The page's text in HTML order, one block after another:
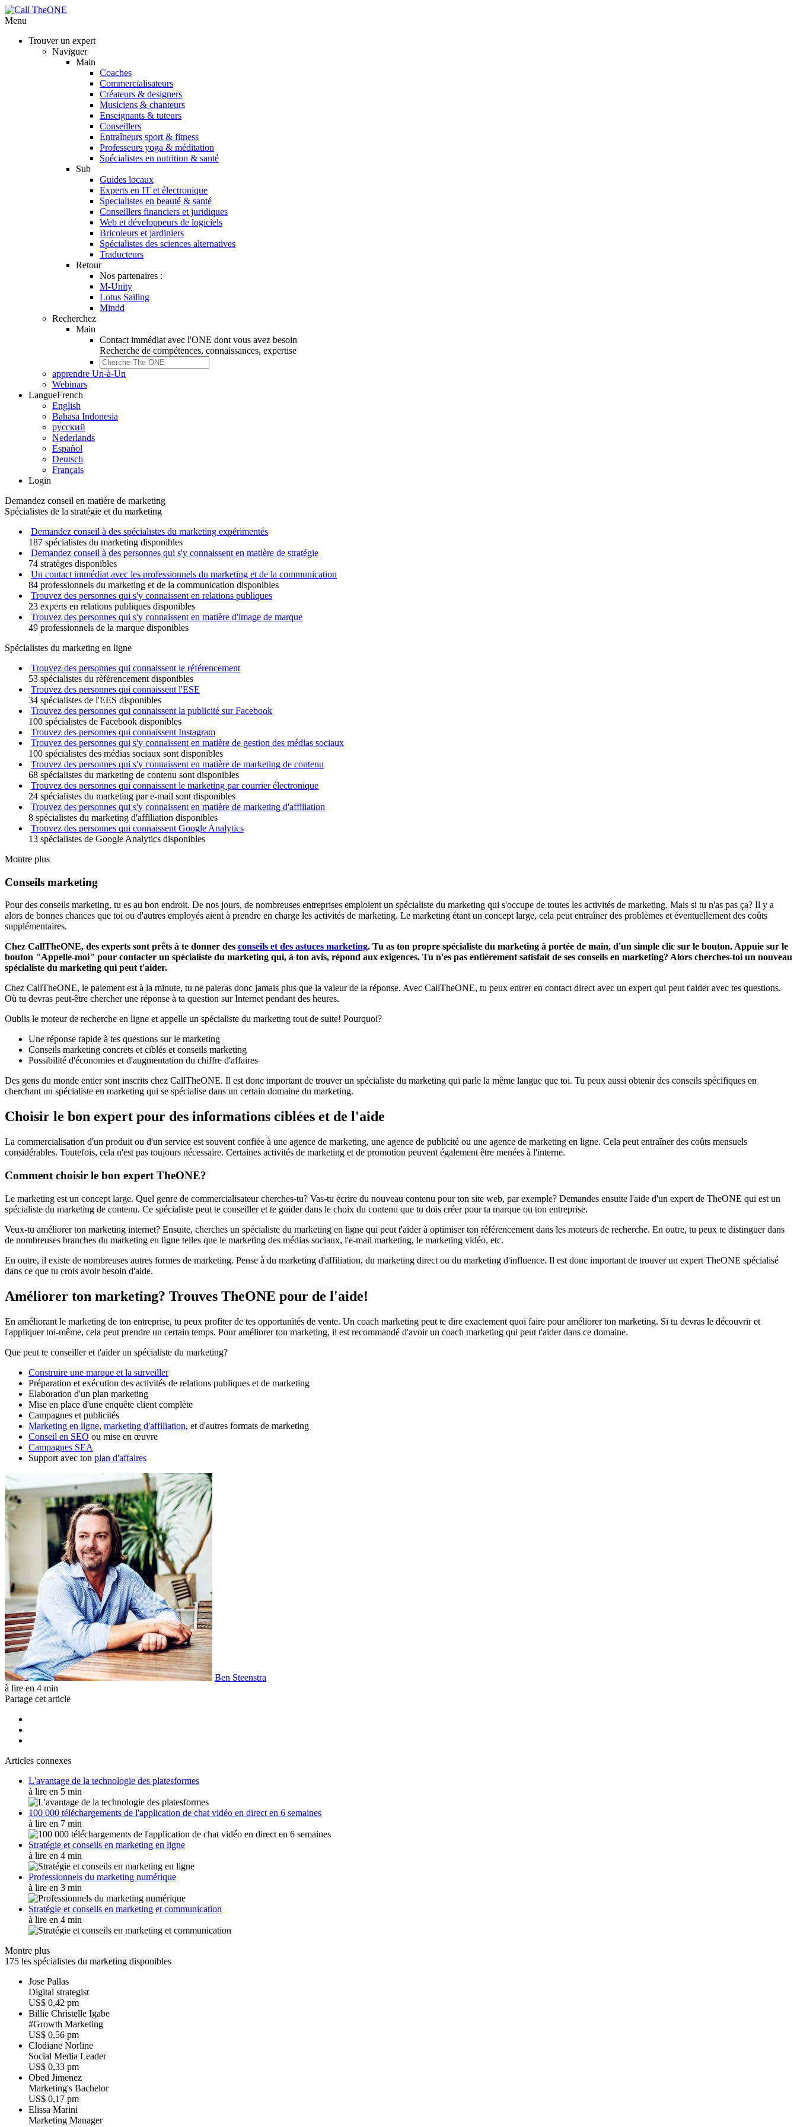
Menu
Trouver un expert
Naviguer
Main
Coaches
Commercialisateurs
Créateurs & designers
Musiciens & chanteurs
Enseignants & tuteurs
Conseillers
Entraîneurs sport & fitness
Professeurs yoga & méditation
Spécialistes en nutrition & santé
Sub
Guides locaux
Experts en IT et électronique
Specialistes en beauté & santé
Conseillers financiers et juridiques
Web et développeurs de logiciels
Bricoleurs et jardiniers
Spécialistes des sciences alternatives
Traducteurs
Retour
Nos partenaires :
M-Unity
Lotus Sailing
Mindd
Recherchez
Main
Contact immédiat avec l'ONE dont vous avez besoin
Recherche de compétences, connaissances, expertise
apprendre Un-à-Un
Webinars
LangueFrench
English
Bahasa Indonesia
ру́сский
Nederlands
Español
Deutsch
Français
Login
Demandez conseil en matière de marketing
Spécialistes de la stratégie et du marketing
Demandez conseil à des spécialistes du marketing expérimentés
187 spécialistes du marketing disponibles
Demandez conseil à des personnes qui s'y connaissent en matière de stratégie
74 stratèges disponibles
Un contact immédiat avec les professionnels du marketing et de la communication
84 professionnels du marketing et de la communication disponibles
Trouvez des personnes qui s'y connaissent en relations publiques
23 experts en relations publiques disponibles
Trouvez des personnes qui s'y connaissent en matière d'image de marque
49 professionnels de la marque disponibles
Spécialistes du marketing en ligne
Trouvez des personnes qui connaissent le référencement
53 spécialistes du référencement disponibles
Trouvez des personnes qui connaissent l'ESE
34 spécialistes de l'EES disponibles
Trouvez des personnes qui connaissent la publicité sur Facebook
100 spécialistes de Facebook disponibles
Trouvez des personnes qui connaissent Instagram
Trouvez des personnes qui s'y connaissent en matière de gestion des médias sociaux
100 spécialistes des médias sociaux sont disponibles
Trouvez des personnes qui s'y connaissent en matière de marketing de contenu
68 spécialistes du marketing de contenu sont disponibles
Trouvez des personnes qui connaissent le marketing par courrier électronique
24 spécialistes du marketing par e-mail sont disponibles
Trouvez des personnes qui s'y connaissent en matière de marketing d'affiliation
8 spécialistes du marketing d'affiliation disponibles
Trouvez des personnes qui connaissent Google Analytics
13 spécialistes de Google Analytics disponibles
Montre plus
Conseils marketing
Pour des conseils marketing, tu es au bon endroit. De nos jours, de nombreuses entreprises emploient un spécialiste du marketing qui s'occupe de toutes les activités de marketing. Mais si tu n'as pas ça? Il y a
alors de bonnes chances que toi ou d'autres employés aient à prendre en charge les activités de marketing. Le marketing étant un concept large, cela peut entraîner des problèmes et éventuellement des coûts
supplémentaires.
Chez CallTheONE, des experts sont prêts à te donner des conseils et des astuces marketing. Tu as ton propre spécialiste du marketing à portée de main, d'un simple clic sur le bouton. Appuie sur le
bouton "Appelle-moi" pour contacter un spécialiste du marketing qui, à ton avis, répond aux exigences. Tu n'es pas entièrement satisfait de ses conseils en marketing? Alors cherches-toi un nouveau
spécialiste du marketing qui peut t'aider.
Chez CallTheONE, le paiement est à la minute, tu ne paieras donc jamais plus que la valeur de la réponse. Avec CallTheONE, tu peux entrer en contact direct avec un expert qui peut t'aider avec tes questions.
Où tu devras peut-être chercher une réponse à ta question sur Internet pendant des heures.
Oublis le moteur de recherche en ligne et appelle un spécialiste du marketing tout de suite! Pourquoi?
Une réponse rapide à tes questions sur le marketing
Conseils marketing concrets et ciblés et conseils marketing
Possibilité d'économies et d'augmentation du chiffre d'affaires
Des gens du monde entier sont inscrits chez CallTheONE. Il est donc important de trouver un spécialiste du marketing qui parle la même langue que toi. Tu peux aussi obtenir des conseils spécifiques en
cherchant un spécialiste en marketing qui se spécialise dans un certain domaine du marketing.
Choisir le bon expert pour des informations ciblées et de l'aide
La commercialisation d'un produit ou d'un service est souvent confiée à une agence de marketing, une agence de publicité ou une agence de marketing en ligne. Cela peut entraîner des coûts mensuels
considérables. Toutefois, cela n'est pas toujours nécessaire. Certaines activités de marketing et de promotion peuvent également être menées à l'interne.
Comment choisir le bon expert TheONE?
Le marketing est un concept large. Quel genre de commercialisateur cherches-tu? Vas-tu écrire du nouveau contenu pour ton site web, par exemple? Demandes ensuite l'aide d'un expert de TheONE qui est un
spécialiste du marketing de contenu. Ce spécialiste peut te conseiller et te guider dans le choix du contenu que tu dois créer pour ta marque ou ton entreprise.
Veux-tu améliorer ton marketing internet? Ensuite, cherches un spécialiste du marketing en ligne qui peut t'aider à optimiser ton référencement dans les moteurs de recherche. En outre, tu peux te distinguer dans
de nombreuses branches du marketing en ligne telles que le marketing des médias sociaux, l'e-mail marketing, le marketing vidéo, etc.
En outre, il existe de nombreuses autres formes de marketing. Pense à du marketing d'affiliation, du marketing direct ou du marketing d'influence. Il est donc important de trouver un expert TheONE spécialisé
dans ce que tu crois avoir besoin d'aide.
Améliorer ton marketing? Trouves TheONE pour de l'aide!
En améliorant le marketing de ton entreprise, tu peux profiter de tes opportunités de vente. Un coach marketing peut te dire exactement quoi faire pour améliorer ton marketing. Si tu devras le découvrir et
l'appliquer toi-même, cela peut prendre un certain temps. Pour améliorer ton marketing, il est recommandé d'avoir un coach marketing qui peut t'aider dans ce domaine.
Que peut te conseiller et t'aider un spécialiste du marketing?
Construire une marque et la surveiller
Préparation et exécution des activités de relations publiques et de marketing
Elaboration d'un plan marketing
Mise en place d'une enquête client complète
Campagnes et publicités
Marketing en ligne, marketing d'affiliation, et d'autres formats de marketing
Conseil en SEO ou mise en œuvre
Campagnes SEA
Support avec ton plan d'affaires
Ben Steenstra
à lire en 4 min
Partage cet article
Articles connexes
L'avantage de la technologie des platesformes
à lire en 5 min
100 000 téléchargements de l'application de chat vidéo en direct en 6 semaines
à lire en 7 min
Stratégie et conseils en marketing en ligne
à lire en 4 min
Professionnels du marketing numérique
à lire en 3 min
Stratégie et conseils en marketing et communication
à lire en 4 min
Montre plus
175 les spécialistes du marketing disponibles
Jose Pallas
Digital strategist
US$ 0,42 pm
Billie Christelle Igabe
#Growth Marketing
US$ 0,56 pm
Clodiane Norline
Social Media Leader
US$ 0,33 pm
Obed Jimenez
Marketing's Bachelor
US$ 0,17 pm
Elissa Marini
Marketing Manager